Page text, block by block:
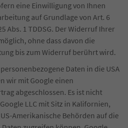
eine Einwilligung von Ihnen
auf Grundlage von Art. 6
Abs. 1 TDDSG. Der Widerruf Ihrer
ohne dass davon die
bis zum Widerruf berührt wird.
Daten in die USA
wir mit Google einen
abgeschlossen. Es ist nicht
LLC mit Sitz in Kalifornien,
Amerikanische Behörden auf die